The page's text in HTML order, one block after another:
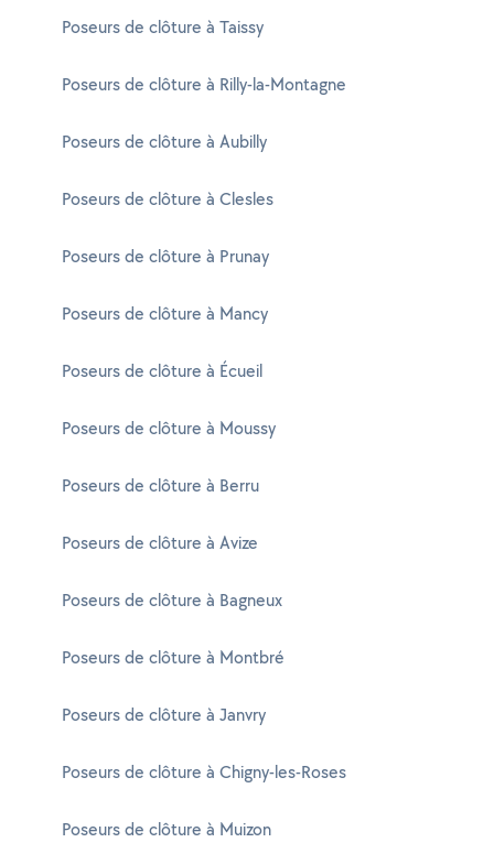
Poseurs de clôture à Taissy
Poseurs de clôture à Rilly-la-Montagne
Poseurs de clôture à Aubilly
Poseurs de clôture à Clesles
Poseurs de clôture à Prunay
Poseurs de clôture à Mancy
Poseurs de clôture à Écueil
Poseurs de clôture à Moussy
Poseurs de clôture à Berru
Poseurs de clôture à Avize
Poseurs de clôture à Bagneux
Poseurs de clôture à Montbré
Poseurs de clôture à Janvry
Poseurs de clôture à Chigny-les-Roses
Poseurs de clôture à Muizon